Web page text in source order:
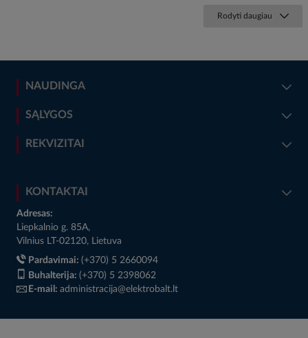
Rodyti daugiau
NAUDINGA
SĄLYGOS
REKVIZITAI
KONTAKTAI
Adresas:
Liepkalnio g. 85A,
Vilnius LT-02120, Lietuva
Pardavimai: (+370) 5 2660094
Buhalterija: (+370) 5 2398062
E-mail: administracija@elektrobalt.lt